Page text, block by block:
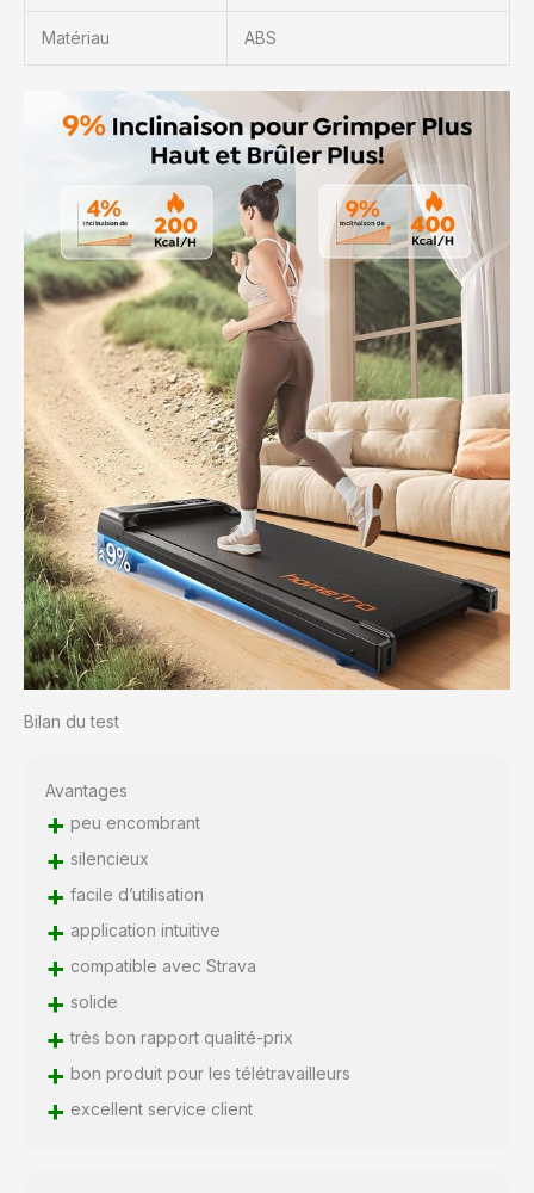
Matériau ABS
Bilan du test
Avantages
+ peu encombrant
+ silencieux
+ facile d’utilisation
+ application intuitive
+ compatible avec Strava
+ solide
+ très bon rapport qualité-prix
+ bon produit pour les télétravailleurs
+ excellent service client